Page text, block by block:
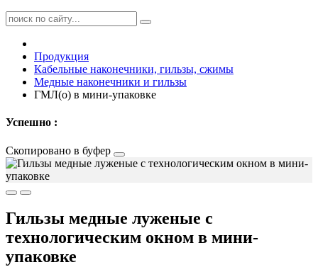
Продукция
Кабельные наконечники, гильзы, сжимы
Медные наконечники и гильзы
ГМЛ(о) в мини-упаковке
Успешно :
Скопировано в буфер
Гильзы медные луженые с
технологическим окном в мини-
упаковке